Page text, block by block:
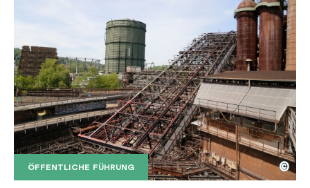
ÖFFENTLICHE FÜHRUNG
Der Erzschrägaufzug der Völklinger Hütte mit
Copyright: Weltkulturerbe Völklinger Hütte | Karl
©